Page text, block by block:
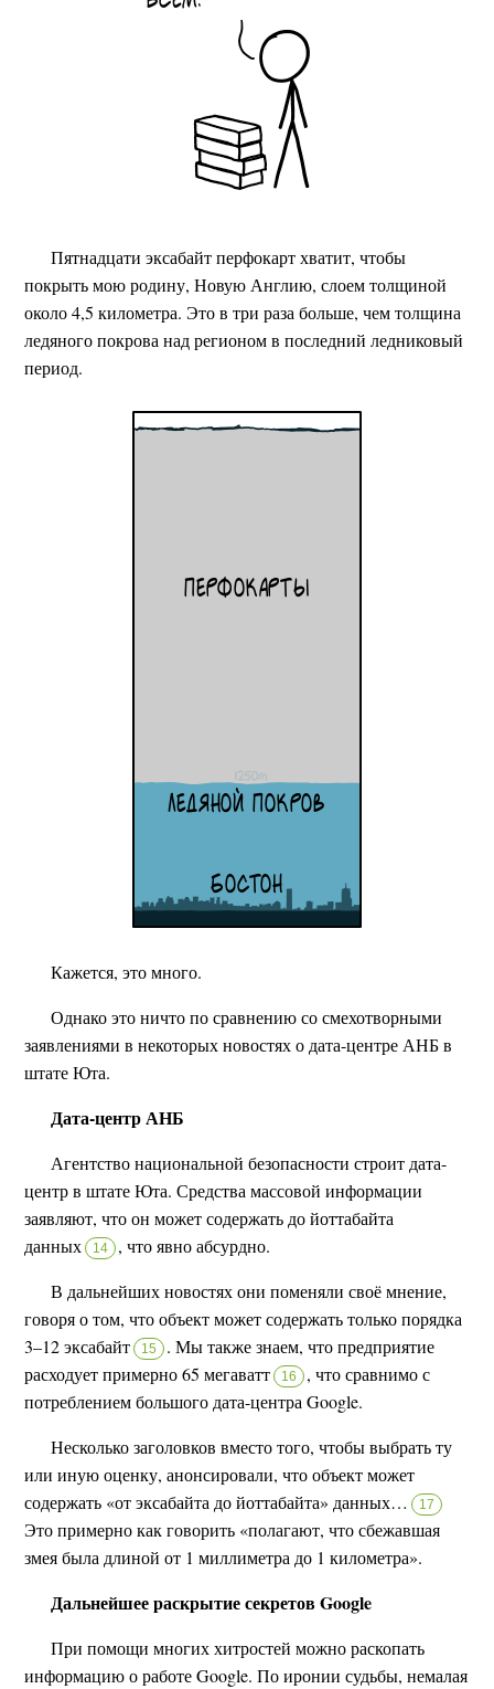
Пятнадцати эксабайт перфокарт хватит, чтобы
покрыть мою родину, Новую Англию, слоем толщиной
около 4,5 километра. Это в три раза больше, чем толщина
ледяного покрова над регионом в последний ледниковый
период.
Кажется, это много.
Однако это ничто по сравнению со смехотворными
заявлениями в некоторых новостях о дата-центре АНБ в
штате Юта.
Дата-центр АНБ
Агентство национальной безопасности строит дата-
центр в штате Юта. Средства массовой информации
заявляют, что он может содержать до йоттабайта
данных
14 , что явно абсурдно.
В дальнейших новостях они поменяли своё мнение,
говоря о том, что объект может содержать только порядка
3–12 эксабайт
15 . Мы также знаем, что предприятие
расходует примерно 65 мегаватт
16 , что сравнимо с
потреблением большого дата-центра Google.
Несколько заголовков вместо того, чтобы выбрать ту
или иную оценку, анонсировали, что объект может
содержать «от эксабайта до йоттабайта» данных…
17
Это примерно как говорить «полагают, что сбежавшая
змея была длиной от 1 миллиметра до 1 километра».
Дальнейшее раскрытие секретов Google
При помощи многих хитростей можно раскопать
информацию о работе Google. По иронии судьбы, немалая